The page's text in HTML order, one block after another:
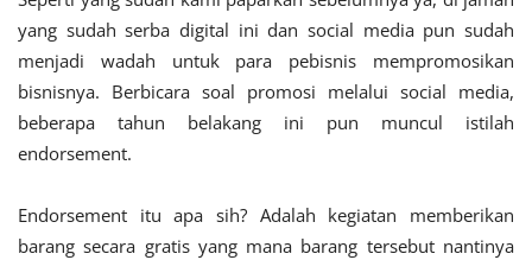
yang sudah serba digital ini dan social media pun sudah
menjadi wadah untuk para pebisnis mempromosikan
bisnisnya. Berbicara soal promosi melalui social media,
beberapa tahun belakang ini pun muncul istilah
endorsement.
Endorsement itu apa sih? Adalah kegiatan memberikan
barang secara gratis yang mana barang tersebut nantinya